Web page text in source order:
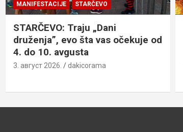
MANIFESTACIJE STARČEVO
STARČEVO: Traju „Dani
druženja”, evo šta vas očekuje od
4. do 10. avgusta
3. август 2026. dakicorama